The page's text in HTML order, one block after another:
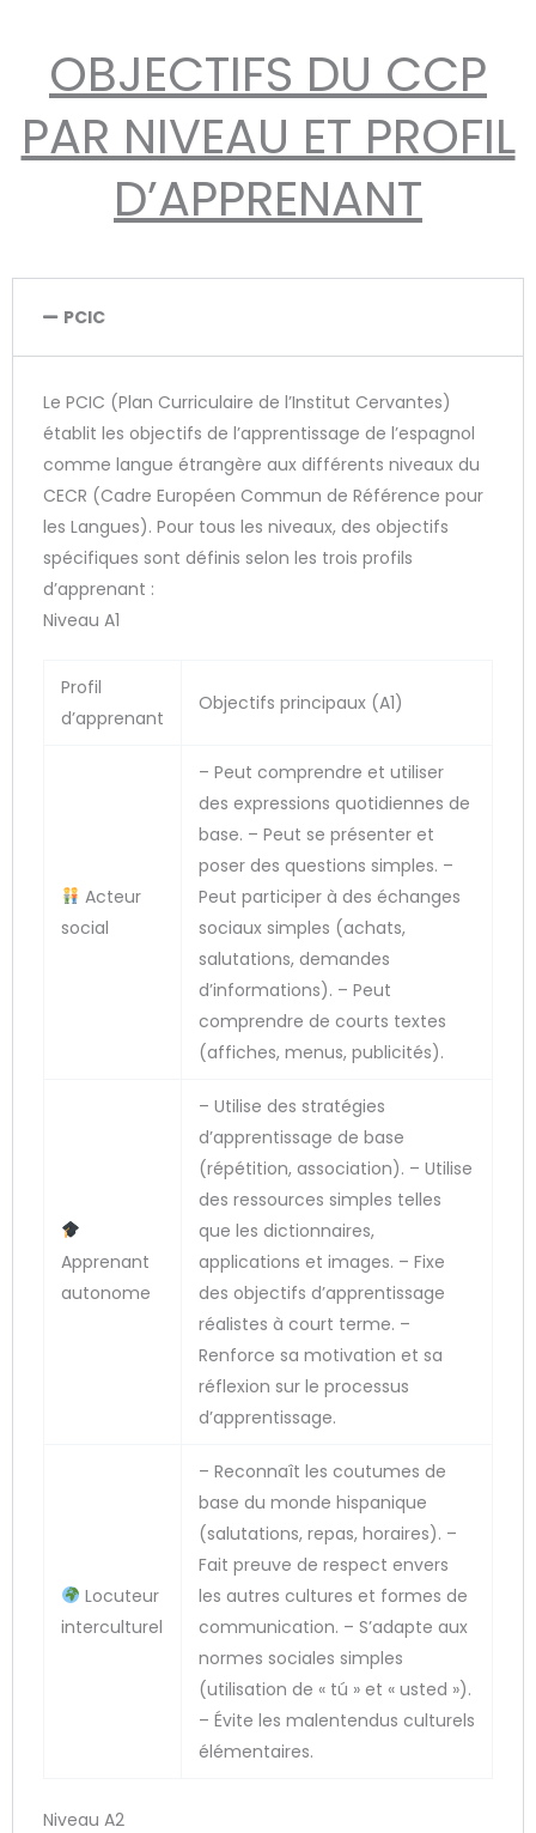
OBJECTIFS DU CCP
PAR NIVEAU ET PROFIL
D’APPRENANT
PCIC
Le PCIC (Plan Curriculaire de l’Institut Cervantes)
établit les objectifs de l’apprentissage de l’espagnol
comme langue étrangère aux différents niveaux du
CECR (Cadre Européen Commun de Référence pour
les Langues). Pour tous les niveaux, des objectifs
spécifiques sont définis selon les trois profils
d’apprenant :
Niveau A1
Profil
d’apprenant
Objectifs principaux (A1)
Acteur
social
– Peut comprendre et utiliser
des expressions quotidiennes de
base. – Peut se présenter et
poser des questions simples. –
Peut participer à des échanges
sociaux simples (achats,
salutations, demandes
d’informations). – Peut
comprendre de courts textes
(affiches, menus, publicités).
Apprenant
autonome
– Utilise des stratégies
d’apprentissage de base
(répétition, association). – Utilise
des ressources simples telles
que les dictionnaires,
applications et images. – Fixe
des objectifs d’apprentissage
réalistes à court terme. –
Renforce sa motivation et sa
réflexion sur le processus
d’apprentissage.
Locuteur
interculturel
– Reconnaît les coutumes de
base du monde hispanique
(salutations, repas, horaires). –
Fait preuve de respect envers
les autres cultures et formes de
communication. – S’adapte aux
normes sociales simples
(utilisation de « tú » et « usted »).
– Évite les malentendus culturels
élémentaires.
Niveau A2